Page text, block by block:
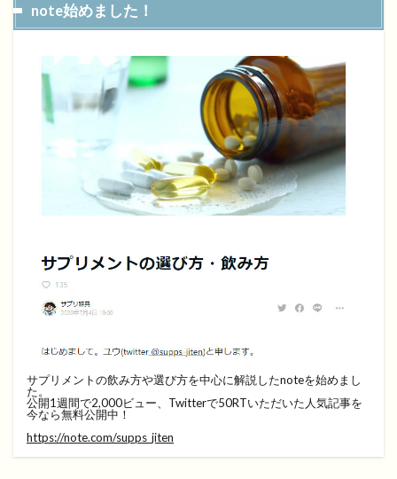
note始めました！
サプリメントの飲み方や選び方を中心に解説したnoteを始めまし
た。
公開1週間で2,000ビュー、Twitterで50RTいただいた人気記事を
今なら無料公開中！
https://note.com/supps_jiten